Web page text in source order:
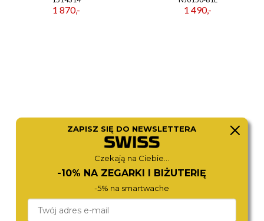
1 870,- 1 490,-
AT9030-55L 9690-3
ZAPISZ SIĘ DO NEWSLETTERA
Czekają na Ciebie...
-10% NA ZEGARKI I BIŻUTERIĘ
-5% na smartwache